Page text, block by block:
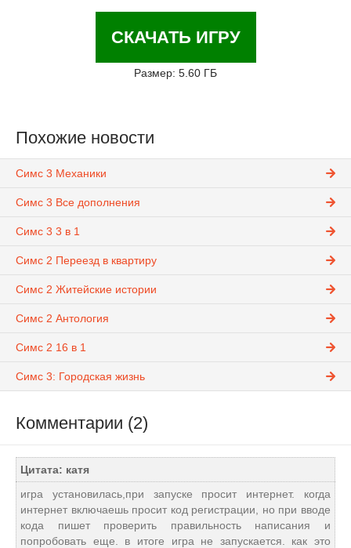
СКАЧАТЬ ИГРУ
Размер: 5.60 ГБ
Похожие новости
Симс 3 Механики
Симс 3 Все дополнения
Симс 3 3 в 1
Симс 2 Переезд в квартиру
Симс 2 Житейские истории
Симс 2 Антология
Симс 2 16 в 1
Симс 3: Городская жизнь
Комментарии (2)
Цитата: катя
игра установилась,при запуске просит интернет. когда
интернет включаешь просит код регистрации, но при вводе
кода пишет проверить правильность написания и
попробовать еще. в итоге игра не запускается. как это